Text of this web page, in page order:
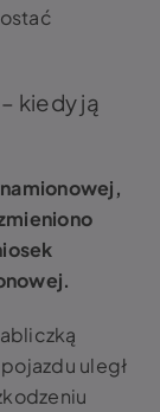
kiedy ją
uległ